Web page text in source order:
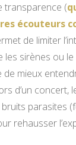
transparence (
écouteurs
de limiter
les sirènes ou
de mieux
d’un concert,
parasites
rehausser